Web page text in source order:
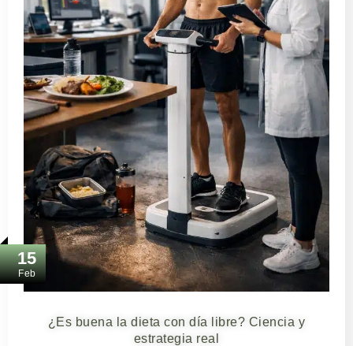
15
Feb
¿Es buena la dieta con día libre? Ciencia y
estrategia real